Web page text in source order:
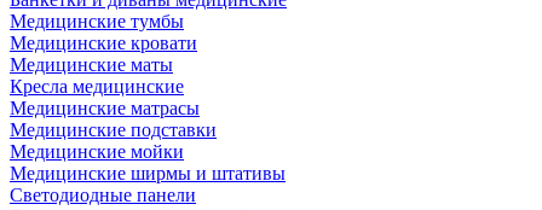
Медицинские тумбы
Медицинские кровати
Медицинские маты
Кресла медицинские
Медицинские матрасы
Медицинские подставки
Медицинские мойки
Медицинские ширмы и штативы
Светодиодные панели